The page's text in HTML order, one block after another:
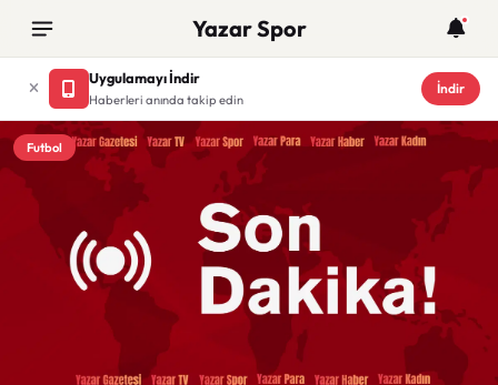
Yazar Spor
Uygulamayı İndir
Haberleri anında takip edin
İndir
Futbol